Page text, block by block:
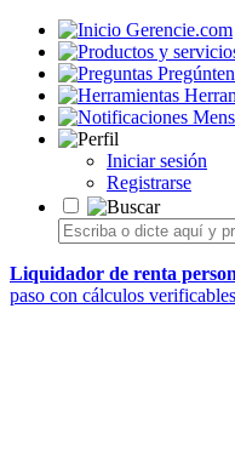
Gerencie.com
Iniciar sesión
Registrarse
Liquidador de renta
paso con cálculos